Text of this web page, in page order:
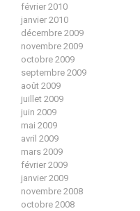
février 2010
janvier 2010
décembre 2009
novembre 2009
octobre 2009
septembre 2009
août 2009
juillet 2009
juin 2009
mai 2009
avril 2009
mars 2009
février 2009
janvier 2009
novembre 2008
octobre 2008